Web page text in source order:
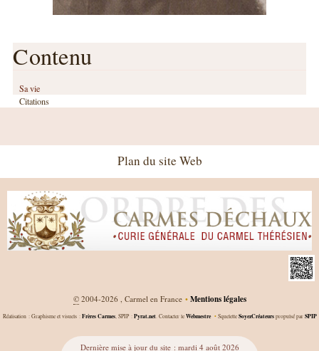
Contenu
Sa vie
Citations
Plan du site Web
©2004-2026 , Carmel en France • Mentions légales
Réalisation : Graphisme et visuels : Frères Carmes, SPIP : Pyrat.net. Contacter le Webmestre •Squelette SoyezCréateurspropulsé par SPIP
Dernière mise à jour du site : mardi 4 août 2026